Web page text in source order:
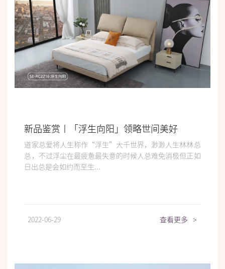
新品鉴赏丨「浮生向阳」领略世间美好
道家总爱将人生称作“浮生”大千世界，渺渺人生林林总
总，不过浮尘在最疲惫最失意的时候人总难免消极但正如
日出总是会如约而至生...
2022-06-29 查看更多 >